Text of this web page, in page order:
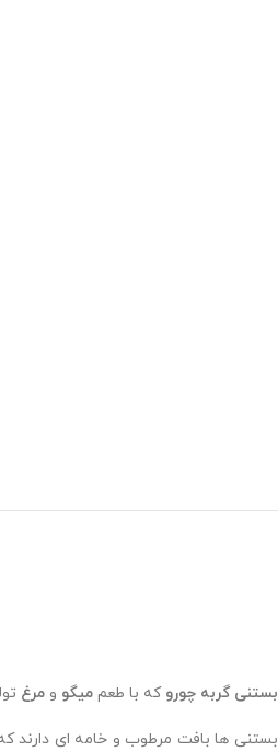
بستنی گربه چورو که با طعم میگو و مرغ
بستنی ها بافت مرطوب و خامه ای دارند